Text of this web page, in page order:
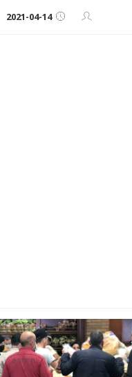
2021-04-14